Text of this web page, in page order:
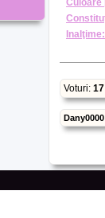
Culoare
Inalţime:
Voturi: 17
Dany0000